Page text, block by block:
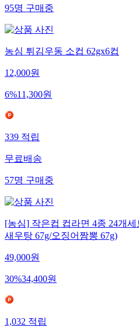
95명구매중
농심 튀김우동 소컵 62gx6컵
12,000원
6%11,300원
339적립
무료배송
57명구매중
[농심] 작은컵 컵라면 4종 24개
새우탕 67g/오징어짬뽕 67g)
49,000원
30%34,400원
1,032적립